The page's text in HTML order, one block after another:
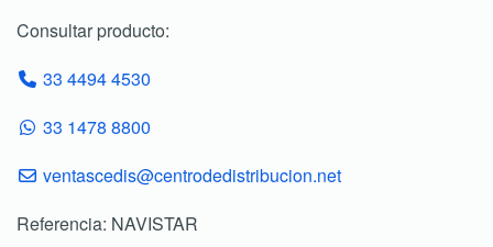
Consultar producto:
33 4494 4530
33 1478 8800
ventascedis@centrodedistribucion.net
Referencia: NAVISTAR